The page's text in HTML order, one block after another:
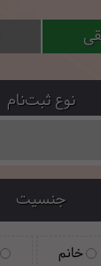
نوع ثبت‌نام
جنسیت
خانم